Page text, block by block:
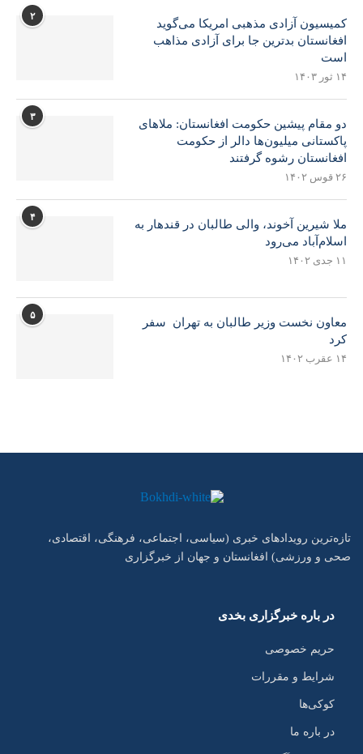
۲
کمیسیون آزادی مذهبی امریکا می‌گوید
افغانستان بدترین جا برای آزادی مذاهب
است
۱۴ ثور ۱۴۰۳
۳
دو مقام پیشین حکومت افغانستان: ملاهای
پاکستانی میلیون‌ها دالر از حکومت
افغانستان رشوه گرفتند
۲۶ قوس ۱۴۰۲
۴
ملا شیرین آخوند، والی طالبان در قندهار به
اسلام‌آباد می‌رود
۱۱ جدی ۱۴۰۲
۵
معاون نخست وزیر طالبان به تهران سفر
کرد
۱۴ عقرب ۱۴۰۲
تازه‌ترین رویدادهای خبری (سیاسی، اجتماعی، فرهنگی، اقتصادی،
صحی و ورزشی) افغانستان و جهان از خبرگزاری
در باره خبرگزاری بخدی
حریم خصوصی
شرایط و مقررات
کوکی‌ها
در باره ما